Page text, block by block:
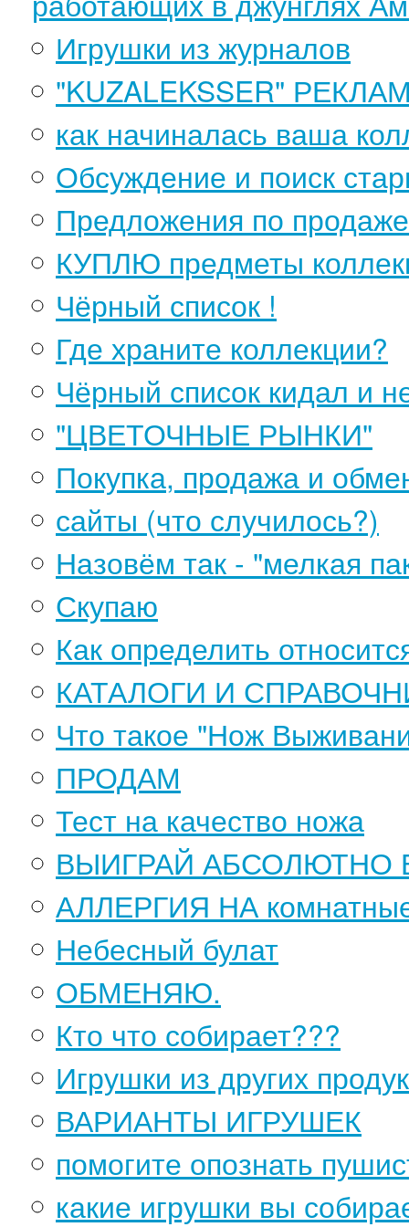
Игрушки из журналов
"KUZALEKSSER"
как начиналась ваша
Обсуждение и поиск
Предложения по
КУПЛЮ предметы
Чёрный список !
Где храните коллекции?
Чёрный список кидал и
"ЦВЕТОЧНЫЕ РЫНКИ"
Покупка, продажа и
сайты (что случилось?)
Назовём так - "мелкая
Скупаю
Как определить
КАТАЛОГИ И
Что такое "Нож
ПРОДАМ
Тест на качество ножа
ВЫИГРАЙ АБСОЛЮТНО
АЛЛЕРГИЯ НА
Небесный булат
ОБМЕНЯЮ.
Кто что собирает???
Игрушки из других
ВАРИАНТЫ ИГРУШЕК
помогите опознать
какие игрушки вы